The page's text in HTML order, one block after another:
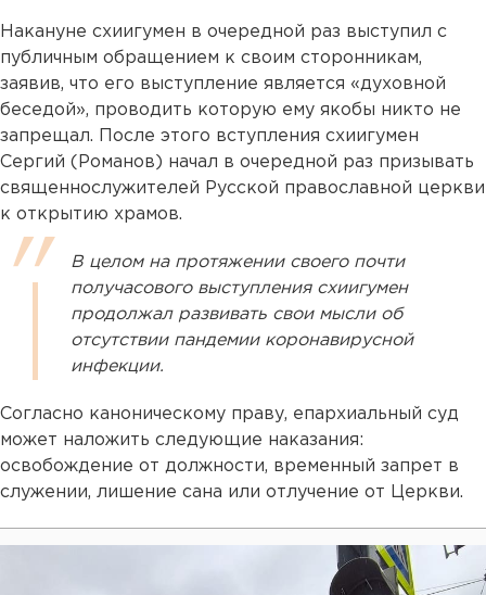
Накануне схиигумен в очередной раз выступил с
публичным обращением к своим сторонникам,
заявив, что его выступление является «духовной
беседой», проводить которую ему якобы никто не
запрещал. После этого вступления схиигумен
Сергий (Романов) начал в очередной раз призывать
священнослужителей Русской православной церкви
к открытию храмов.
В целом на протяжении своего почти
получасового выступления схиигумен
продолжал развивать свои мысли об
отсутствии пандемии коронавирусной
инфекции.
Согласно каноническому праву, епархиальный суд
может наложить следующие наказания:
освобождение от должности, временный запрет в
служении, лишение сана или отлучение от Церкви.